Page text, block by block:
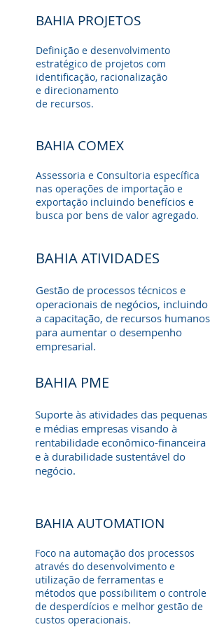
BAHIA PROJETOS
Definição e desenvolvimento
estratégico de projetos com
identificação, racionalização
e direcionamento
de recursos.
BAHIA COMEX
Assessoria e Consultoria específica
nas operações de importação e
exportação incluindo benefícios e
busca por bens de valor agregado.
BAHIA ATIVIDADES
Gestão de processos técnicos e
operacionais de negócios, incluindo
a capacitação, de recursos humanos
para aumentar o desempenho
empresarial.
BAHIA PME
Suporte às atividades das pequenas
e médias empresas visando à
rentabilidade econômico-financeira
e à durabilidade sustentável do
negócio.
BAHIA AUTOMATION
Foco na automação dos processos
através do desenvolvimento e
utilização de ferramentas e
métodos que possibilitem o controle
de desperdícios e melhor gestão de
custos operacionais.